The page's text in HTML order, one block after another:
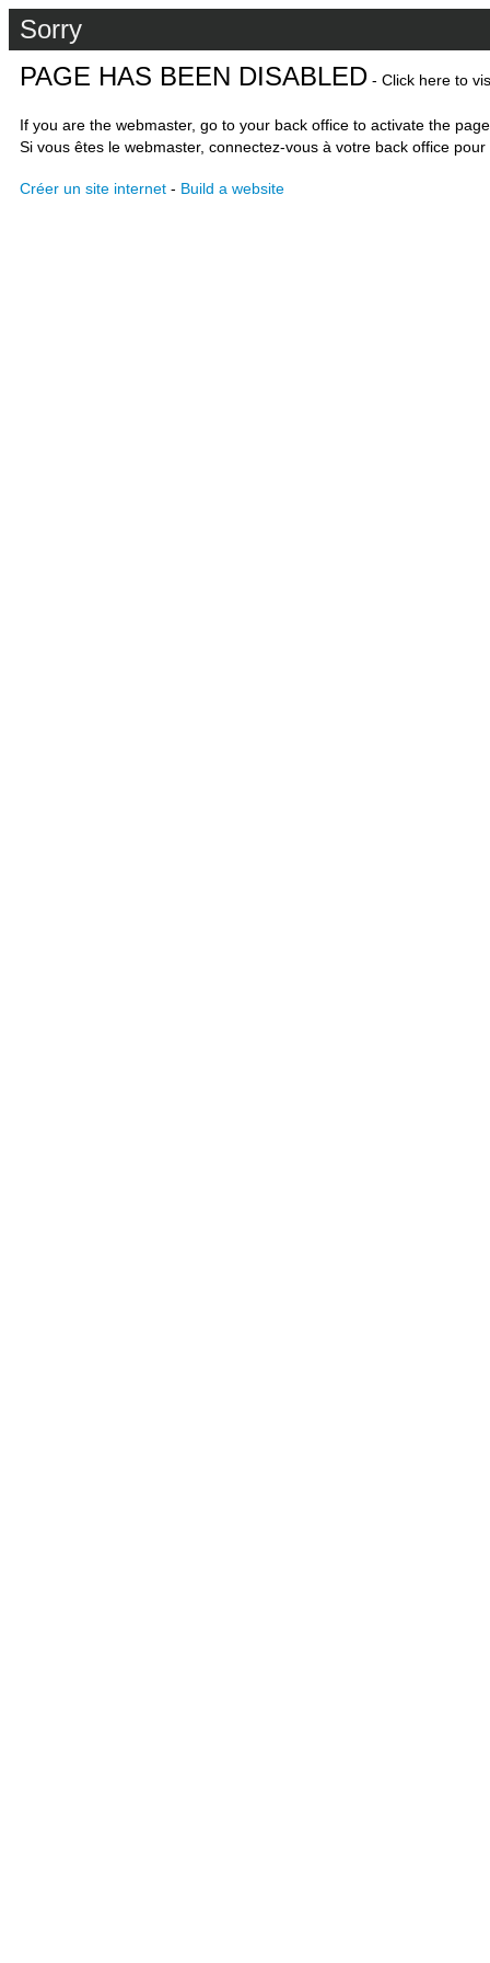
Sorry
PAGE HAS BEEN DISABLED - Click here to
If you are the webmaster, go to your back office to activate the
Si vous êtes le webmaster, connectez-vous à votre back office
Créer un site internet - Build a website